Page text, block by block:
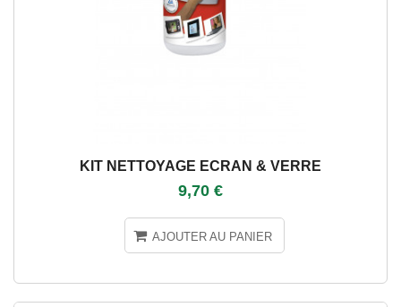
KIT NETTOYAGE ECRAN & VERRE
9,70 €
AJOUTER AU PANIER